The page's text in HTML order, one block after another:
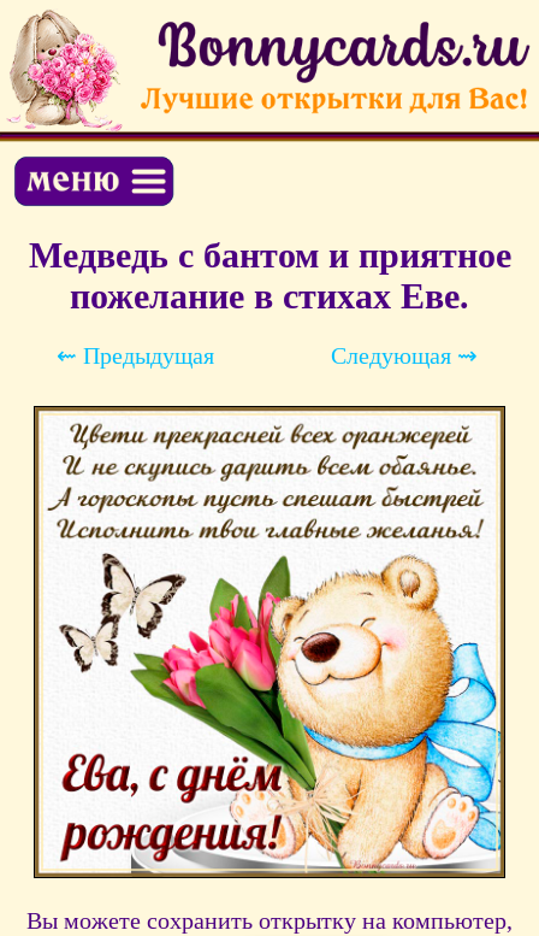
Медведь с бантом и приятное
пожелание в стихах Еве.
⇜ Предыдущая Следующая ⇝
Вы можете сохранить открытку на компьютер,